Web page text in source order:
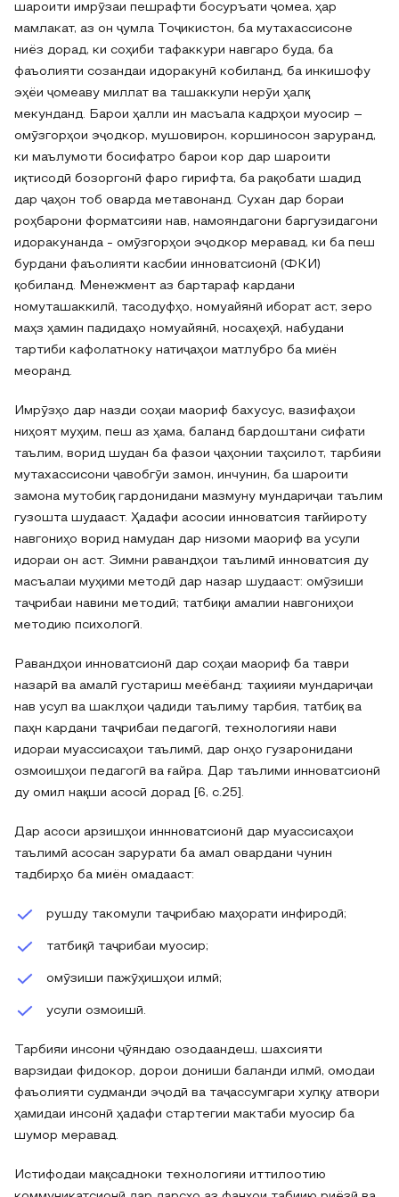
шароити имрӯзаи пешрафти босуръати ҷомеа, ҳар
мамлакат, аз он ҷумла Тоҷикистон, ба мутахассисоне
ниёз дорад, ки соҳиби тафаккури навгаро буда, ба
фаъолияти созандаи идоракунӣ кобиланд, ба инкишофу
эҳёи ҷомеаву миллат ва ташаккули нерӯи ҳалқ
мекунданд. Барои ҳалли ин масъала кадрҳои муосир –
омӯзгорҳои эҷодкор, мушовирон, коршиносон заруранд,
ки маълумоти босифатро барои кор дар шароити
иқтисодӣ бозоргонӣ фаро гирифта, ба рақобати шадид
дар ҷаҳон тоб оварда метавонанд. Сухан дар бораи
роҳбарони форматсияи нав, намояндагони баргузидагони
идоракунанда - омӯзгорҳои эҷодкор меравад, ки ба пеш
бурдани фаъолияти касбии инноватсионӣ (ФКИ)
қобиланд. Менежмент аз бартараф кардани
номуташаккилӣ, тасодуфҳо, номуайянӣ иборат аст, зеро
маҳз ҳамин падидаҳо номуайянӣ, носаҳеҳӣ, набудани
тартиби кафолатноку натиҷаҳои матлубро ба миён
меоранд.
Имрӯзҳо дар назди соҳаи маориф бахусус, вазифаҳои
ниҳоят муҳим, пеш аз ҳама, баланд бардоштани сифати
таълим, ворид шудан ба фазои ҷаҳонии таҳсилот, тарбияи
мутахассисони ҷавобгӯи замон, инчунин, ба шароити
замона мутобиқ гардонидани мазмуну мундариҷаи таълим
гузошта шудааст. Ҳадафи асосии инноватсия тағйироту
навгониҳо ворид намудан дар низоми маориф ва усули
идораи он аст. Зимни равандҳои таълимӣ инноватсия ду
масъалаи муҳими методӣ дар назар шудааст: омӯзиши
таҷрибаи навини методиӣ; татбиқи амалии навгониҳои
методию психологӣ.
Равандҳои инноватсионӣ дар соҳаи маориф ба таври
назарӣ ва амалӣ густариш меёбанд: таҳиияи мундариҷаи
нав усул ва шаклҳои ҷадиди таълиму тарбия, татбиқ ва
паҳн кардани таҷрибаи педагогӣ, технологияи нави
идораи муассисаҳои таълимӣ, дар онҳо гузаронидани
озмоишҳои педагогӣ ва ғайра. Дар таълими инноватсионӣ
ду омил нақши асосӣ дорад [6, с.25].
Дар асоси арзишҳои иннноватсионӣ дар муассисаҳои
таълимӣ асосан зарурати ба амал овардани чунин
тадбирҳо ба миён омадааст:
рушду такомули таҷрибаю маҳорати инфиродӣ;
татбиқӣ таҷрибаи муосир;
омӯзиши пажӯҳишҳои илмӣ;
усули озмоишӣ.
Тарбияи инсони ҷӯяндаю озодаандеш, шахсияти
варзидаи фидокор, дорои дониши баланди илмӣ, омодаи
фаъолияти судманди эҷодӣ ва таҷассумгари хулқу атвори
ҳамидаи инсонӣ ҳадафи стартегии мактаби муосир ба
шумор меравад.
Истифодаи мақсадноки технологияи иттилоотию